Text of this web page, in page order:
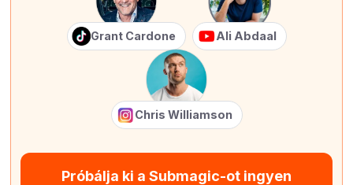
Grant Cardone Ali Abdaal
Chris Williamson
Próbálja ki a Submagic-ot ingyen